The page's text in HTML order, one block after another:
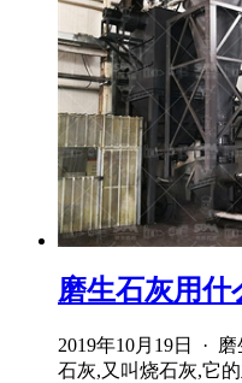
磨生石灰用什
2019年10月19日 ·
石灰,又叫烧石灰,它